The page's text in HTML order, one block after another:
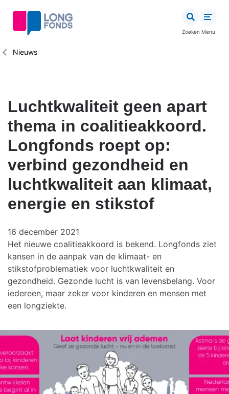
inhoud
Zoeken Menu
Kruimelpad
Nieuws
Luchtkwaliteit geen apart
thema in coalitieakkoord.
Longfonds roept op:
verbind gezondheid en
luchtkwaliteit aan klimaat,
energie en stikstof
16 december 2021
Het nieuwe coalitieakkoord is bekend. Longfonds ziet
kansen in de aanpak van de klimaat- en
stikstofproblematiek voor luchtkwaliteit en
gezondheid. Gezonde lucht is van levensbelang. Voor
iedereen, maar zeker voor kinderen en mensen met
een longziekte.